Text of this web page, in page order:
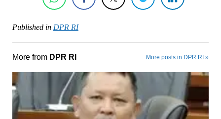
Published in DPR RI
More from DPR RI More posts in DPR RI »